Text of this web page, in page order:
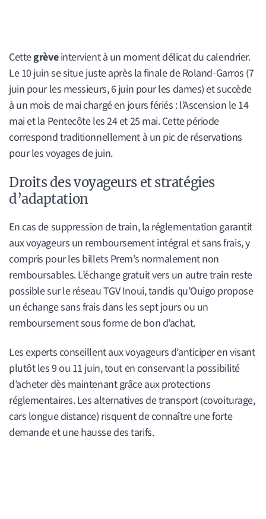
Cettegrèveintervient à un moment délicat du calendrier.
Le 10 juin se situe juste après la finale de Roland-Garros (7
juin pour les messieurs, 6 juin pour les dames) et succède
à un mois de mai chargé en jours fériés : l’Ascension le 14
mai et la Pentecôte les 24 et 25 mai. Cette période
correspond traditionnellement à un pic de réservations
pour les voyages de juin.
Droits des voyageurs et stratégies
d’adaptation
En cas de suppression de train, la réglementation garantit
aux voyageurs un remboursement intégral et sans frais, y
compris pour les billets Prem’s normalement non
remboursables. L’échange gratuit vers un autre train reste
possible sur le réseau TGV Inoui, tandis qu’Ouigo propose
un échange sans frais dans les sept jours ou un
remboursement sous forme de bon d’achat.
Les experts conseillent aux voyageurs d’anticiper en visant
plutôt les 9 ou 11 juin, tout en conservant la possibilité
d’acheter dès maintenant grâce aux protections
réglementaires. Les alternatives de transport (covoiturage,
cars longue distance) risquent de connaître une forte
demande et une hausse des tarifs.